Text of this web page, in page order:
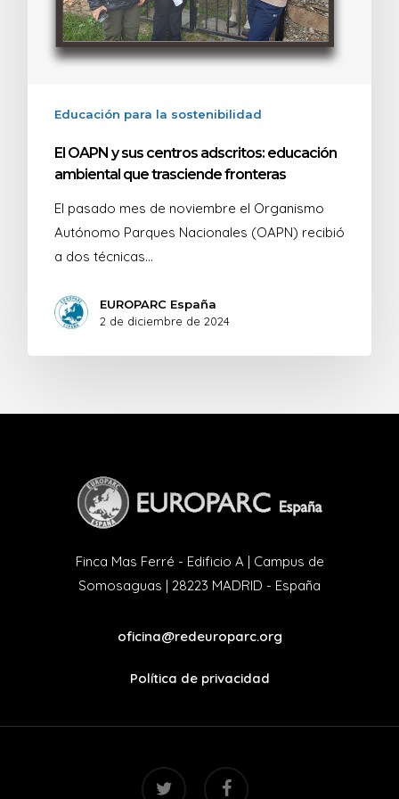
Educación para la sostenibilidad
El OAPN y sus centros adscritos: educación
ambiental que trasciende fronteras
El pasado mes de noviembre el Organismo
Autónomo Parques Nacionales (OAPN) recibió
a dos técnicas…
EUROPARC España
2 de diciembre de 2024
Finca Mas Ferré - Edificio A | Campus de
Somosaguas | 28223 MADRID - España
oficina@redeuroparc.org
Política de privacidad
twitter facebook